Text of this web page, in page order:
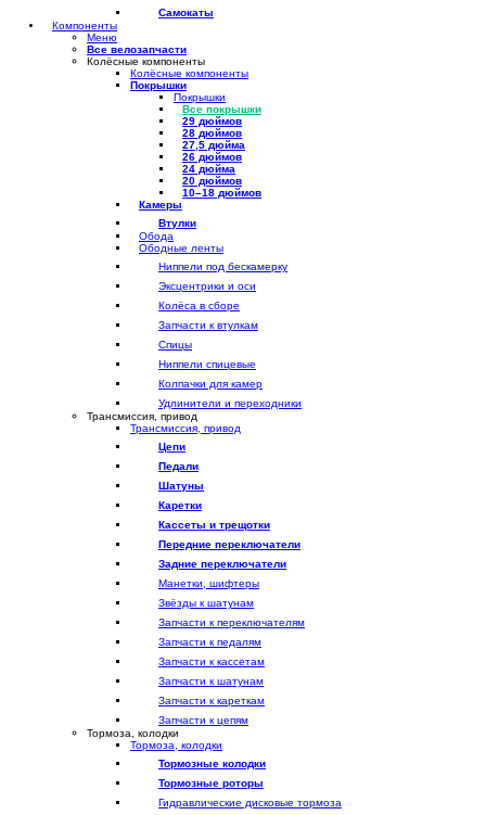
Самокаты
Компоненты
Меню
Все велозапчасти
Колёсные компоненты
Колёсные компоненты
Покрышки
Покрышки
Все покрышки
29 дюймов
28 дюймов
27,5 дюйма
26 дюймов
24 дюйма
20 дюймов
10–18 дюймов
Камеры
Втулки
Обода
Ободные ленты
Ниппели под бескамерку
Эксцентрики и оси
Колёса в сборе
Запчасти к втулкам
Спицы
Ниппели спицевые
Колпачки для камер
Удлинители и переходники
Трансмиссия, привод
Трансмиссия, привод
Цепи
Педали
Шатуны
Каретки
Кассеты и трещотки
Передние переключатели
Задние переключатели
Манетки, шифтеры
Звёзды к шатунам
Запчасти к переключателям
Запчасти к педалям
Запчасти к кассетам
Запчасти к шатунам
Запчасти к кареткам
Запчасти к цепям
Тормоза, колодки
Тормоза, колодки
Тормозные колодки
Тормозные роторы
Гидравлические дисковые тормоза